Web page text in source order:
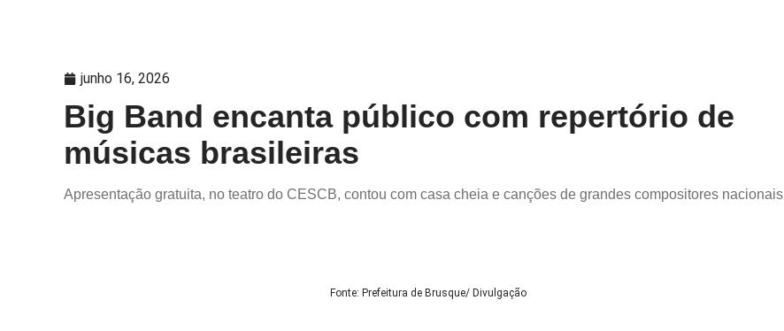
junho 16, 2026
Big Band encanta público com repertório de
músicas brasileiras
Apresentação gratuita, no teatro do CESCB, contou com casa cheia e canções de grandes compositores nacionais
Fonte: Prefeitura de Brusque/ Divulgação